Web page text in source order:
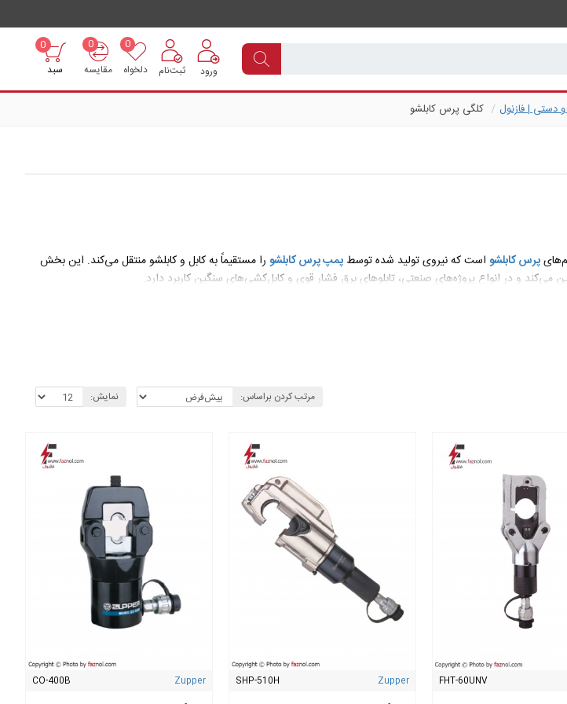
ورود ثبت‌نام دلخواه
0
مقایسه
0
0
سبد
دستی | فازنول کلگی پرس کابلشو
پرس کابلشو است که نیروی تولید شده توسط پمپ پرس کابلشو را مستقیماً به کابل و کابلشو منتقل می‌کند. این بخش
می‌کند و در انواع پروژه‌های صنعتی، تابلوهای برق فشار قوی و کابل‌کشی‌های سنگین کاربرد دارد.
کابلشو
کابل
پمپ پرس کابلشو:
شده توسط پمپ به‌صورت یکنواخت و کنترل‌شده به کابل و کابلشو منتقل می‌شود. این ترکیب باعث می‌شود کاربر بدون
مرتب کردن براساس: نمایش:
FHT-60UNV
Zupper
SHP-510H
Zupper
CO-400B